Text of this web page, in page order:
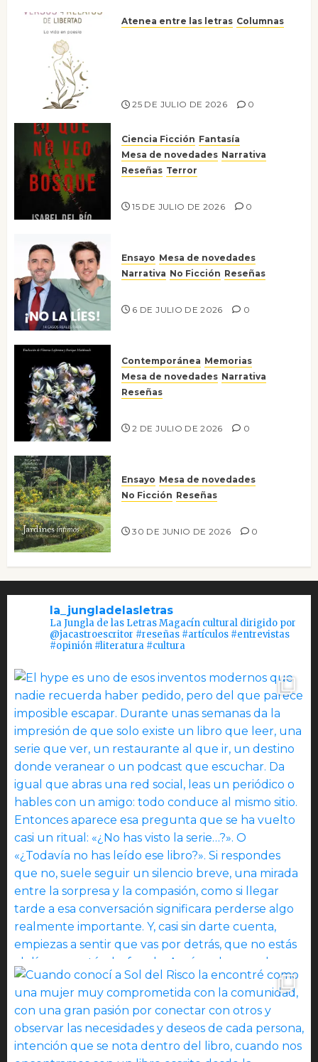
Atenea entre las letras Columnas
25 DE JULIO DE 2026 0
Ciencia Ficción Fantasía
Mesa de novedades Narrativa
Reseñas Terror
15 DE JULIO DE 2026 0
Ensayo Mesa de novedades
Narrativa No Ficción Reseñas
6 DE JULIO DE 2026 0
Contemporánea Memorias
Mesa de novedades Narrativa
Reseñas
2 DE JULIO DE 2026 0
Ensayo Mesa de novedades
No Ficción Reseñas
30 DE JUNIO DE 2026 0
la_jungladelasletras
La Jungla de las Letras Magacín cultural dirigido por
@jacastroescritor #reseñas #artículos #entrevistas
#opinión #literatura #cultura